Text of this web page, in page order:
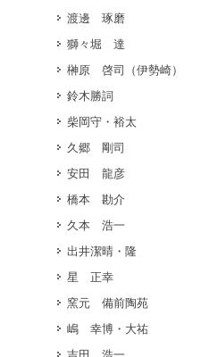
渡邊 琢磨
獅々堀 達
榊原 啓司（伊勢崎）
鈴木勝詞
柴岡守・裕太
久郷 剛司
安田 龍彦
橋本 勘介
久本 浩一
出井潔晴・隆
星 正幸
窯元 備前陶苑
嶋 幸博・大祐